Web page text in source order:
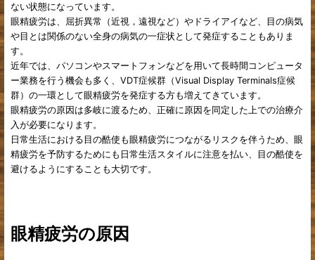
ない状態になっています。
眼精疲労は、屈折異常（近視，遠視など）やドライアイなど、目の病気
や目とは関係のない全身の病気の一症状として発症することもありま
す。
近年では、パソコンやスマートフォンなどを用いて長時間コンピュータ
ー業務を行う機会も多く、VDT症候群（Visual Display Terminals症候
群）の一環として眼精疲労を発症する方も増えてきています。
眼精疲労の原因は多岐に渡るため、正確に原因を同定した上での治療介
入が必要になります。
日常生活における目の酷使も眼精疲労につながるリスクを伴うため、眼
精疲労を予防するためにも日常生活スタイルに注意を払い、目の酷使を
避けるようにすることも大切です。
眼精疲労の原因